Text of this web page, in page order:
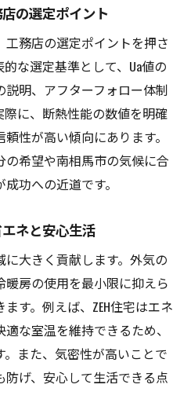
の選定ポイント
務店の選定ポイントを押さ
な選定基準として、Ua値の
明、アフターフォロー体制
に、断熱性能の数値を明確
性が高い傾向にあります。
希望や南相馬市の気候に合
功への近道です。
ネと安心生活
大きく貢献します。外気の
房の使用を最小限に抑えら
す。例えば、ZEH住宅はエネ
な室温を維持できるため、
また、気密性が高いことで
げ、安心して生活できる点